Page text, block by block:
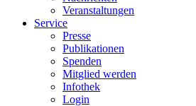
Veranstaltungen
Service
Presse
Publikationen
Spenden
Mitglied werden
Infothek
Login